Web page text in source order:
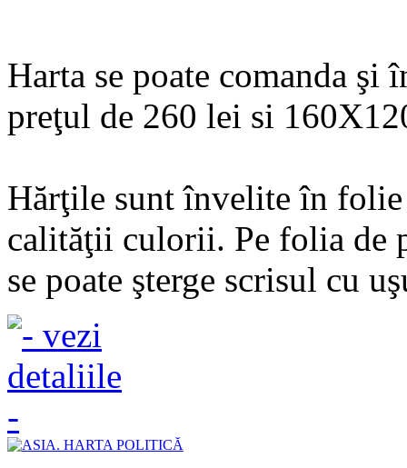
Harta se poate comanda
preţul de 260 lei si
Hărţile sunt învelite în folie
calităţii culorii. Pe folia de
se poate şterge scrisul cu